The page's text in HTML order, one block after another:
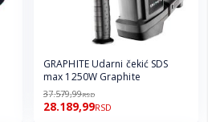
GRAPHITE Udarni čekić SDS
max 1250W Graphite
37.579,99RSD
28.189,99RSD